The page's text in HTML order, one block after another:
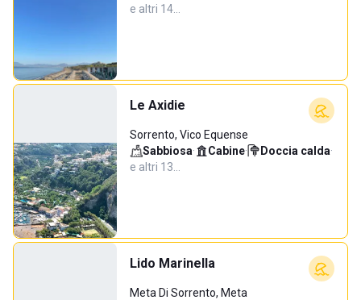
e altri 14…
Le Axidie
Sorrento, Vico Equense
Sabbiosa· Cabine· Doccia calda·
e altri 13…
Lido Marinella
Meta Di Sorrento, Meta